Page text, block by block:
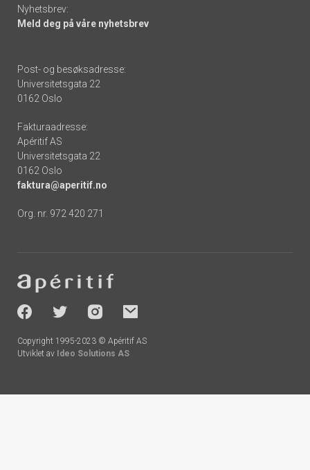
Nyhetsbrev:
Meld deg på våre nyhetsbrev
Post- og besøksadresse:
Universitetsgata 22
0162 Oslo
Fakturaadresse:
Apéritif AS
Universitetsgata 22
0162 Oslo
faktura@aperitif.no
Org. nr. 972 420 271
-
socials
Copyright 1995-2023 © Apéritif AS
Utviklet av Ideo Solutions AS